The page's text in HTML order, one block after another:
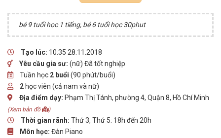
bé 9 tuổi học 1 tiếng, bé 6 tuổi học 30phut
Tạo lúc: 10:35 28.11.2018
Yêu cầu gia sư: (nữ) Đã tốt nghiệp
Tuần học 2 buổi (90 phút/buổi)
2học viên (cả nam và nữ)
Địa điểm dạy: Phạm Thị Tánh, phường 4, Quận 8, Hồ Chí Minh
(Xem bản đồ )
Thời gian rãnh: Thứ 3, Thứ 5: 18h đến 20h
Môn học: Đàn Piano